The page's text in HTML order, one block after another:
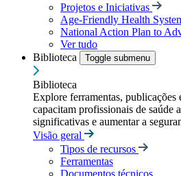
Projetos e Iniciativas
Age-Friendly Health
National Action Plan to
Ver tudo
Biblioteca
Toggle submenu
Biblioteca
Explore ferramentas, publicações
capacitam profissionais de saúde
significativas e aumentar a
Visão geral
Tipos de recursos
Ferramentas
Documentos técnicos